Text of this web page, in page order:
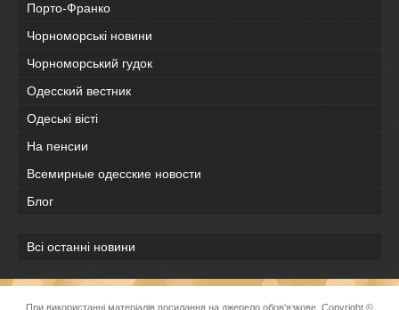
Порто-Франко
Чорноморські новини
Чорноморський гудок
Одесский вестник
Одеськi вiстi
На пенсии
Всемирные одесские новости
Блог
Всі останні новини
При використанні матеріалів посилання на джерело обов'язкове. Copyright ©